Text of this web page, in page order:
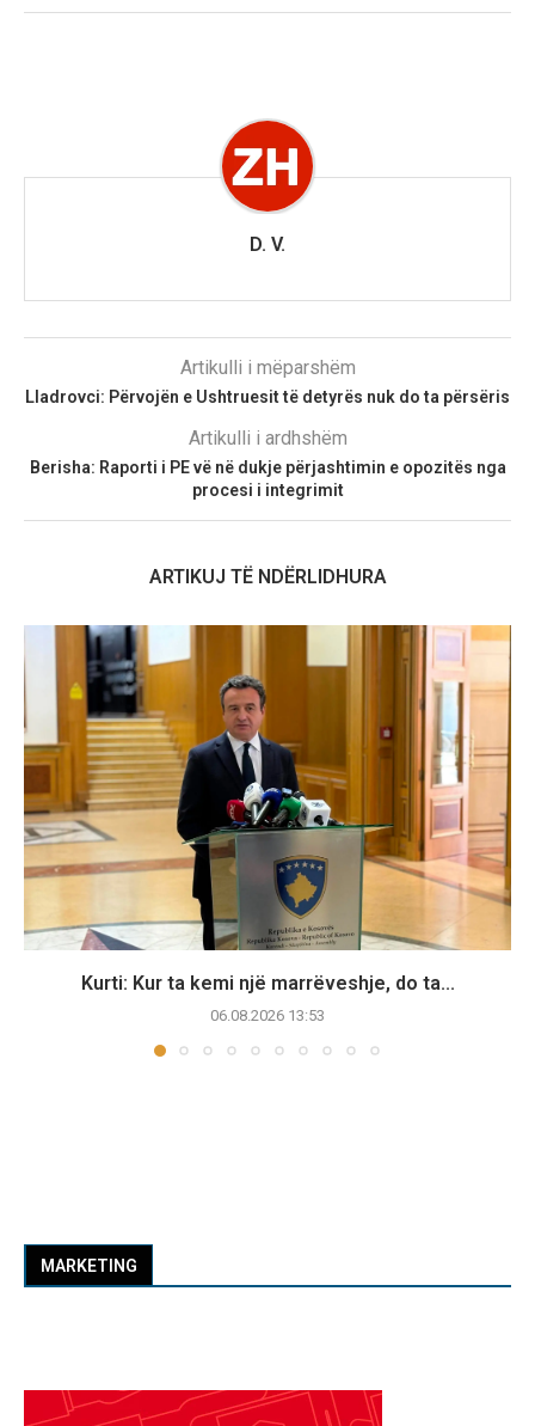
D. V.
Artikulli i mëparshëm
Lladrovci: Përvojën e Ushtruesit të detyrës nuk do ta përsëris
Artikulli i ardhshëm
Berisha: Raporti i PE vë në dukje përjashtimin e opozitës nga
procesi i integrimit
ARTIKUJ TË NDËRLIDHURA
Kurti: Kur ta kemi një marrëveshje, do ta...
06.08.2026 13:53
MARKETING